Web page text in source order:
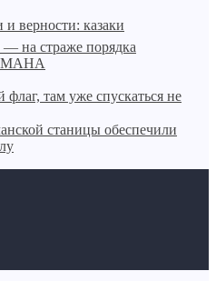
верности: казаки
на страже порядка
флаг, там уже спускаться не
станицы обеспечили